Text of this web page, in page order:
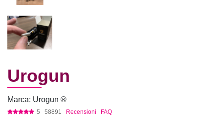
Urogun
Marca: Urogun ®
5 58891 Recensioni FAQ